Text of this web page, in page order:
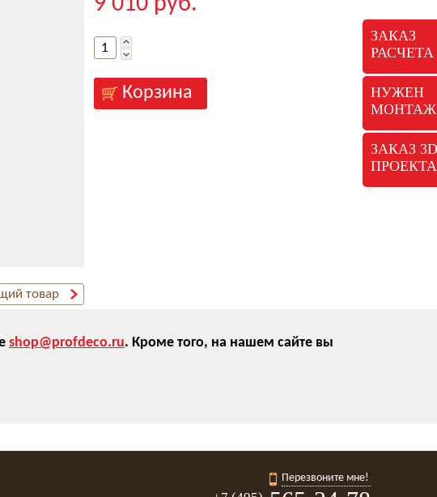
ЗАКАЗ
РАСЧЕТА
НУЖЕН
МОНТАЖ
ЗАКАЗ 3D
ПРОЕКТА
товар
shop@profdeco.ru. Кроме того, на нашем сайте вы
Перезвоните мне!